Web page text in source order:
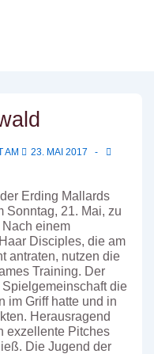
AM
23. MAI 2017
Erding Mallards
Sonntag, 21. Mai, zu
Nach einem
Disciples, die am
antraten, nutzen die
Training. Der
die
im Griff hatte und in
Herausragend
exzellente Pitches
Die Jugend der